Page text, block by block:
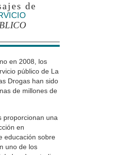
de
en 2008, los
público de La
Drogas han sido
de millones de
proporcionan una
en
educación sobre
uno de los